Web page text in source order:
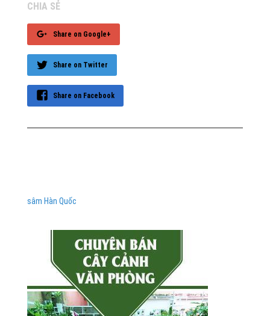
CHIA SẺ
Share on Google+
Share on Twitter
Share on Facebook
sâm Hàn Quốc